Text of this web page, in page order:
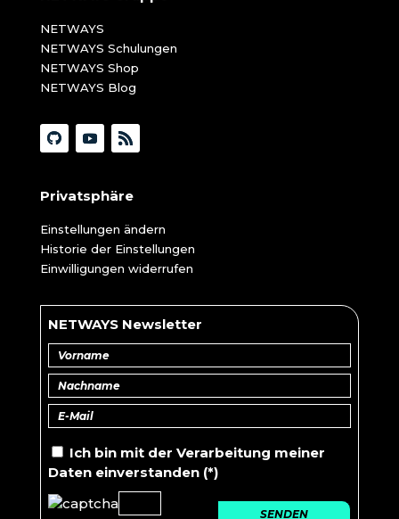
NETWAYS
NETWAYS Schulungen
NETWAYS Shop
NETWAYS Blog
Privatsphäre
Einstellungen ändern
Historie der Einstellungen
Einwilligungen widerrufen
NETWAYS Newsletter
Ich bin mit der Verarbeitung meiner
Daten einverstanden (*)
SENDEN